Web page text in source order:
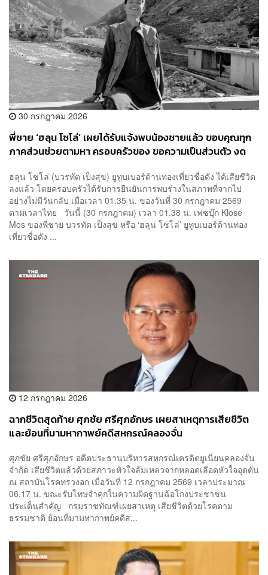
30 กรกฎาคม 2026
พี่ชาย ‘ฮลุน โซโล่’ เผยได้รับแจ้งพบน้องชายแล้ว ขอบคุณทุก
ภาคส่วนช่วยตามหา ครอบครัวของ ขอความเป็นส่วนตัว งด
ฮลุน โซโล่ (บวรทัต เป็งสุข) ยูทูบเบอร์ด้านท่องเที่ยวชื่อดัง ได้เสียชีวิต
ลงแล้ว โดยครอบครัวได้รับการยืนยันการพบร่างในสภาพที่จากไป
อย่างไม่มีวันกลับ เมื่อเวลา 01.35 น. ของวันที่ 30 กรกฎาคม 2569
ตามเวลาไทย วันนี้ (30 กรกฎาคม) เวลา 01.38 น. เฟซบุ๊ก Klose
Mos ของพี่ชาย บวรทัต เป็งสุข หรือ ‘ฮลุน โซโล่’ ยูทูบเบอร์ด้านท่อง
เที่ยวชื่อดัง ...
12 กรกฎาคม 2026
ฉากชีวิตสุดท้าย ศุภชัย ศรีศุภอักษร เผยสาเหตุการเสียชึวิต
และย้อนที่มามหากาพย์คดีสหกรณ์คลองจั่น
ศุภชัย ศรีศุภอักษร อดีตประธานบริหารสหกรณ์เครดิตยูเนี่ยนคลองจั่น
จำกัด เสียชีวิตแล้วด้วยสภาวะหัวใจล้มเหลวจากหลอดเลือดหัวใจอุดตัน
ณ สถาบันโรคทรวงอก เมื่อวันที่ 12 กรกฎาคม 2569 เวลาประมาณ
06.17 น. ขณะรับโทษจำคุกในความผิดฐานฉ้อโกงประชาชน
ประเด็นสำคัญ กรมราชทัณฑ์เผยสาเหตุ เสียชีวิตด้วยโรคตาม
ธรรมชาติ ย้อนที่มามหากาพย์คดีส...